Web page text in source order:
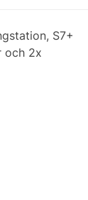
S7+
och 2x